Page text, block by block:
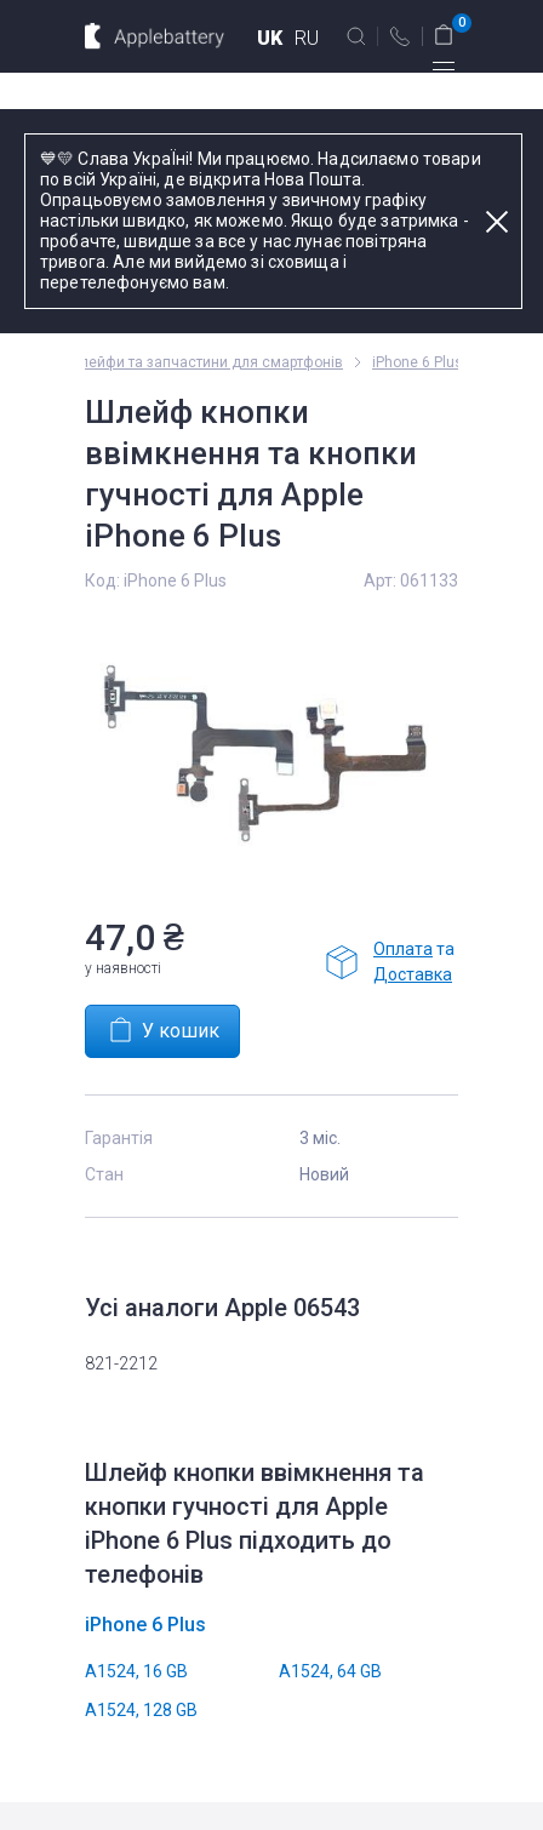
💙💛 Слава УкраЇні! Ми працюємо. Надсилаємо товари
по всій Україні, де відкрита Нова Пошта.
Опрацьовуємо замовлення у звичному графіку
настільки швидко, як можемо. Якщо буде затримка -
пробачте, швидше за все у нас лунає повітряна
тривога. Але ми вийдемо зі сховища і
перетелефонуємо вам.
UK RU
вул. Голосіївська 17, оф. 104
+38 044 339 57 83
Зворотний дзвінок
Пн-Пт:
оформлення
телефоном
0
Для планшетов
Введіть назву пристрою, модель або серію
Комплектуючі
Шлейфи та запчастини для смартфонів iPhone 6 Plus
Шлейф кнопки
ввімкнення та кнопки
гучності для Apple
iPhone 6 Plus
Код: iPhone 6 Plus Арт: 061133
47,0 ₴
у наявності
Оплата та
Доставка
Гарантія
3 міс.
Стан
Новий
Усі аналоги Apple 06543
821-2212
Шлейф кнопки ввімкнення та
кнопки гучності для Apple
iPhone 6 Plus підходить до
телефонів
iPhone 6 Plus
A1524, 16 GB
A1524, 64 GB
A1524, 128 GB